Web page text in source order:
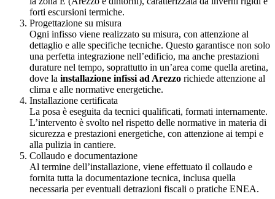
forti escursioni termiche.
Progettazione su misura
Ogni infisso viene realizzato su misura, con attenzione al
dettaglio e alle specifiche tecniche. Questo garantisce non solo
una perfetta integrazione nell’edificio, ma anche prestazioni
durature nel tempo, soprattutto in un’area come quella aretina,
dove la installazione infissi ad Arezzo richiede attenzione al
clima e alle normative energetiche.
Installazione certificata
La posa è eseguita da tecnici qualificati, formati internamente.
L’intervento è svolto nel rispetto delle normative in materia di
sicurezza e prestazioni energetiche, con attenzione ai tempi e
alla pulizia in cantiere.
Collaudo e documentazione
Al termine dell’installazione, viene effettuato il collaudo e
fornita tutta la documentazione tecnica, inclusa quella
necessaria per eventuali detrazioni fiscali o pratiche ENEA.